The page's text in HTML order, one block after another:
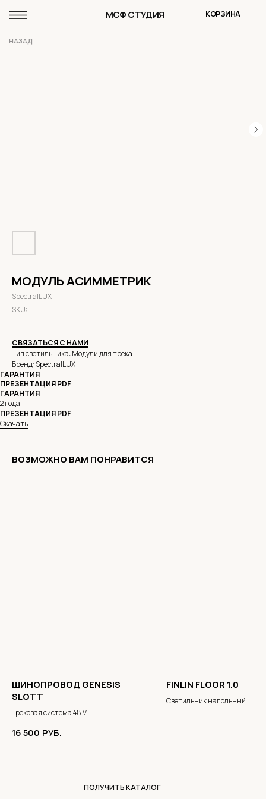
МСФ СТУДИЯ КОРЗИНА
НАЗАД
МОДУЛЬ АСИММЕТРИК
SpectralLUX
SKU:
СВЯЗАТЬСЯ С НАМИ
Тип светильника: Модули для трека
Бренд: SpectralLUX
ГАРАНТИЯ
ПРЕЗЕНТАЦИЯ PDF
ГАРАНТИЯ
2 года
ПРЕЗЕНТАЦИЯ PDF
Скачать
ВОЗМОЖНО ВАМ ПОНРАВИТСЯ
ШИНОПРОВОД GENESIS
SLOTT
Трековая система 48 V
16 500 РУБ.
FINLIN FLOOR 1.0
Светильник напольный
ПОЛУЧИТЬ КАТАЛОГ